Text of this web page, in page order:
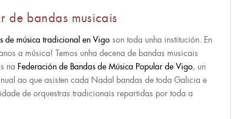
de bandas musicais
de música tradicional en Vigo son toda unha institución. En
a música! Temos unha decena de bandas musicais
na Federación de Bandas de Música Popular de Vigo, un
ao que asisten cada Nadal bandas de toda Galicia e
de orquestras tradicionais repartidas por toda a